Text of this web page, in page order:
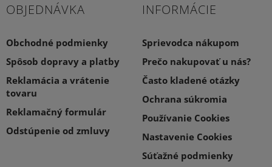
OBJEDNÁVKA
Obchodné podmienky
Spôsob dopravy a platby
Reklamácia a vrátenie
tovaru
Reklamačný formulár
Odstúpenie od zmluvy
INFORMÁCIE
Sprievodca nákupom
Prečo nakupovať u nás?
Často kladené otázky
Ochrana súkromia
Používanie Cookies
Nastavenie Cookies
Súťažné podmienky